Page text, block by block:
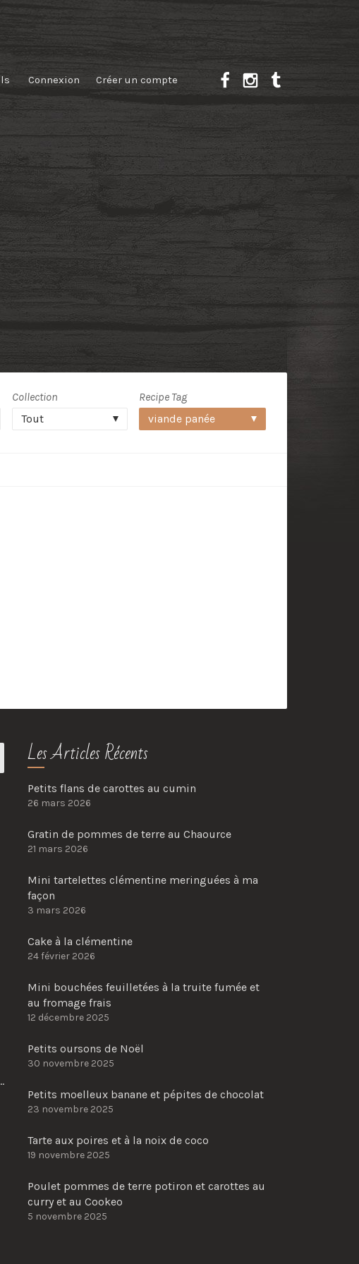
Connexion Créer un compte
Collection
Tout
Recipe Tag
viande panée
pêches au sirop
Les Articles Récents
Petits flans de carottes au cumin
26 mars 2026
Gratin de pommes de terre au Chaource
21 mars 2026
Mini tartelettes clémentine meringuées à ma
façon
3 mars 2026
Cake à la clémentine
24 février 2026
Mini bouchées feuilletées à la truite fumée et
au fromage frais
12 décembre 2025
Petits oursons de Noël
30 novembre 2025
Petits moelleux banane et pépites de chocolat
23 novembre 2025
Tarte aux poires et à la noix de coco
19 novembre 2025
Poulet pommes de terre potiron et carottes au
curry et au Cookeo
5 novembre 2025